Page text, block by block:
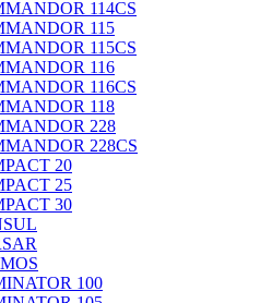
114CS
115
115CS
116
116CS
118
228
228CS
20
25
30
100